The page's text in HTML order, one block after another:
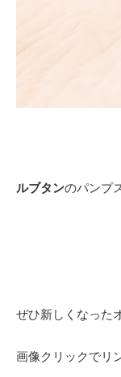
ルブタンのパンプ
ぜひ新しくなった
画像クリックでリ